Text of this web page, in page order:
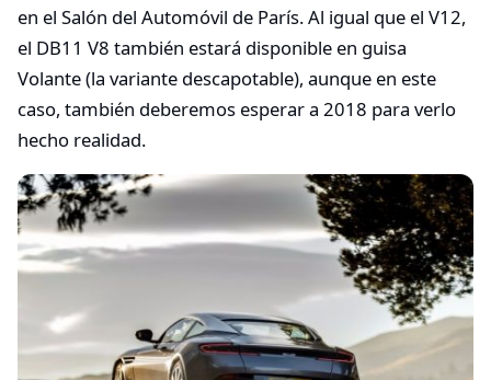
en el Salón del Automóvil de París. Al igual que el V12,
el DB11 V8 también estará disponible en guisa
Volante (la variante descapotable), aunque en este
caso, también deberemos esperar a 2018 para verlo
hecho realidad.